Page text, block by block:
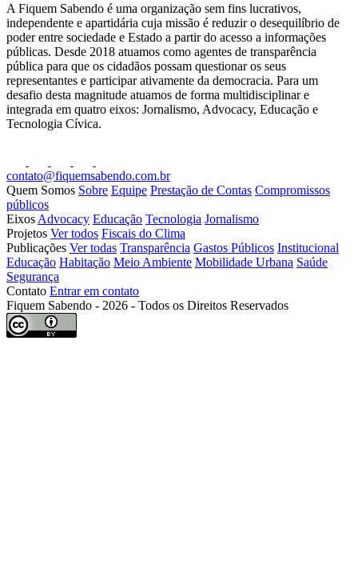
A Fiquem Sabendo é uma organização sem fins lucrativos,
independente e apartidária cuja missão é reduzir o desequilíbrio de
poder entre sociedade e Estado a partir do acesso a informações
públicas. Desde 2018 atuamos como agentes de transparência
pública para que os cidadãos possam questionar os seus
representantes e participar ativamente da democracia. Para um
desafio desta magnitude atuamos de forma multidisciplinar e
integrada em quatro eixos: Jornalismo, Advocacy, Educação e
Tecnologia Cívica.
contato@fiquemsabendo.com.br
Quem Somos Sobre Equipe Prestação de Contas Compromissos
públicos
Eixos Advocacy Educação Tecnologia Jornalismo
Projetos Ver todos Fiscais do Clima
Publicações Ver todas Transparência Gastos Públicos Institucional
Educação Habitação Meio Ambiente Mobilidade Urbana Saúde
Segurança
Contato Entrar em contato
Fiquem Sabendo - 2026 - Todos os Direitos Reservados